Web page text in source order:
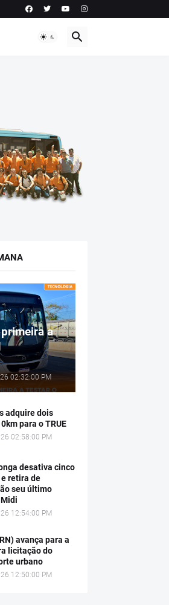
a
02:32:00 PM
adquire dois
para o TRUE
02:58:00 PM
desativa cinco
retira de
seu último
12:54:00 PM
avança para a
licitação do
urbano
12:50:00 PM